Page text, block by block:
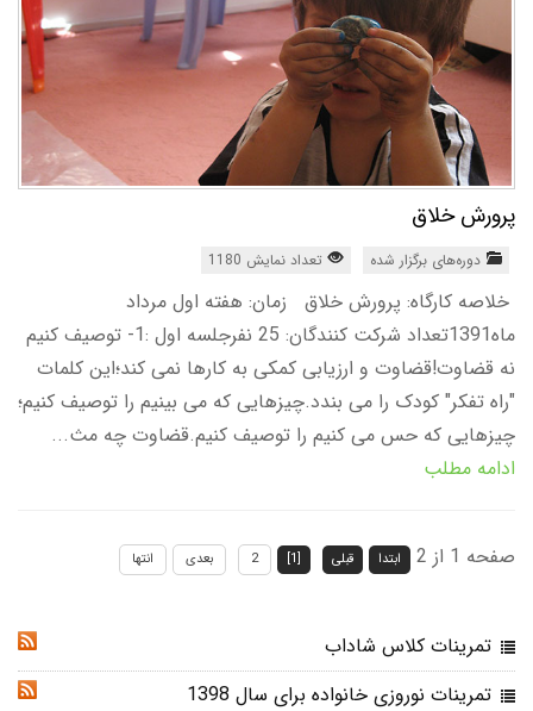
پرورش خلاق
دوره‌های برگزار شده تعداد نمایش 1180
خلاصه کارگاه: پرورش خلاق زمان: هفته اول مرداد
ماه1391تعداد شرکت کنندگان: 25 نفرجلسه اول :1- توصیف کنیم
نه قضاوت!قضاوت و ارزیابی کمکی به کارها نمی کند؛این کلمات
"راه تفکر" کودک را می بندد.چیزهایی که می بینیم را توصیف کنیم؛
چیزهایی که حس می کنیم را توصیف کنیم.قضاوت چه مث...
ادامه مطلب
صفحه 1 از 2 ابتدا قبلی [1]
2 بعدی انتها
تمرینات کلاس شاداب
تمرینات نوروزی خانواده برای سال 1398